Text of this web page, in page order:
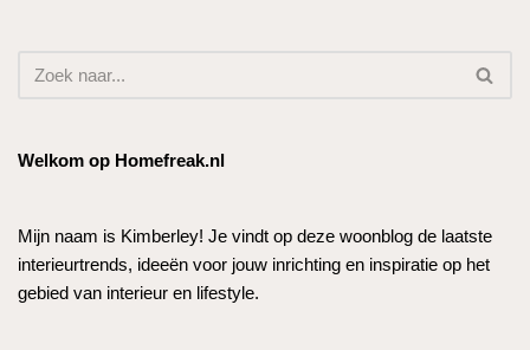
Welkom op Homefreak.nl
Mijn naam is Kimberley! Je vindt op deze woonblog de laatste
interieurtrends, ideeën voor jouw inrichting en inspiratie op het
gebied van interieur en lifestyle.